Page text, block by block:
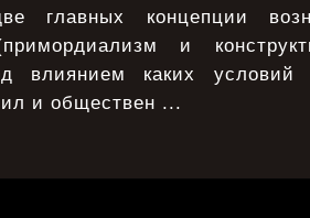
главных концепции
и
влиянием каких
и обществен ...